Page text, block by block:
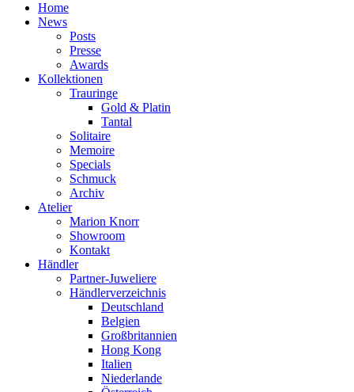
Home
News
Posts
Presse
Awards
Kollektionen
Trauringe
Gold & Platin
Tantal
Solitaire
Memoire
Specials
Schmuck
Archiv
Atelier
Marion Knorr
Showroom
Kontakt
Händler
Partner-Juweliere
Händlerverzeichnis
Deutschland
Belgien
Großbritannien
Hong Kong
Italien
Niederlande